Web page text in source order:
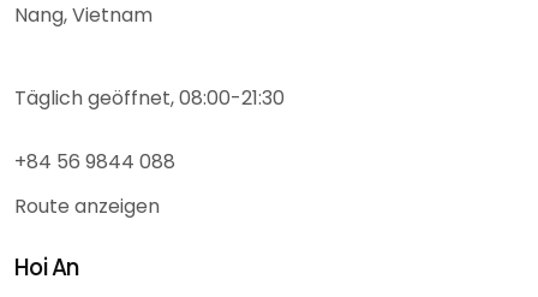
Nang, Vietnam
Täglich geöffnet, 08:00-21:30
+84 56 9844 088
Route anzeigen
Hoi An